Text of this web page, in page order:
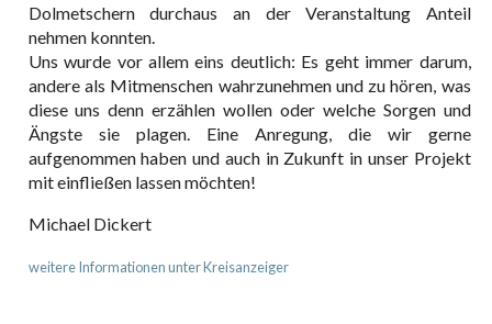
Dolmetschern durchaus an der Veranstaltung Anteil
nehmen konnten.
Uns wurde vor allem eins deutlich: Es geht immer darum,
andere als Mitmenschen wahrzunehmen und zu hören, was
diese uns denn erzählen wollen oder welche Sorgen und
Ängste sie plagen. Eine Anregung, die wir gerne
aufgenommen haben und auch in Zukunft in unser Projekt
mit einfließen lassen möchten!
Michael Dickert
weitere Informationen unter Kreisanzeiger